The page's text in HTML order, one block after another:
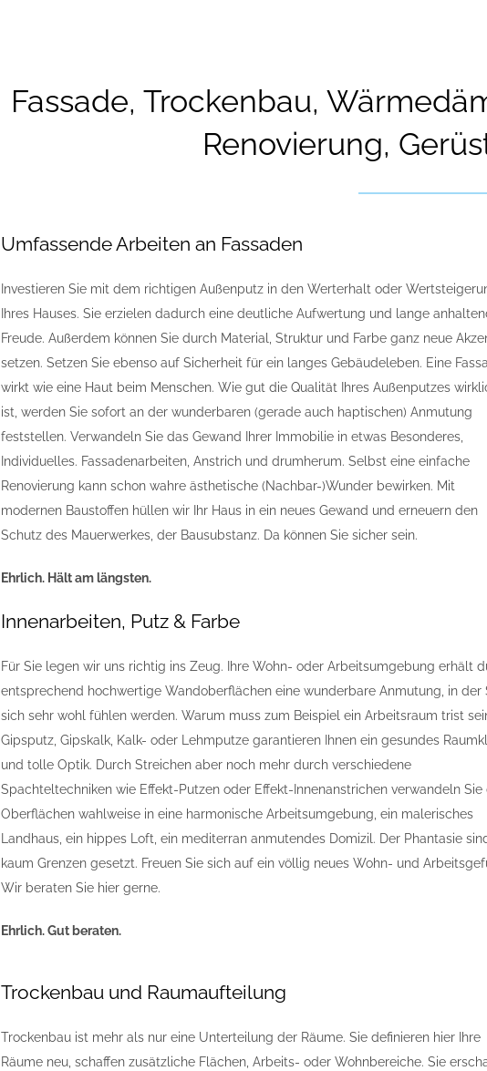
Fassade, Trockenbau,
Renovierung,
Umfassende Arbeiten an Fassaden
Investieren Sie mit dem richtigen Außenputz in den Werterhalt oder
Ihres Hauses. Sie erzielen dadurch eine deutliche Aufwertung und lange
Freude. Außerdem können Sie durch Material, Struktur und Farbe ganz neue
setzen. Setzen Sie ebenso auf Sicherheit für ein langes Gebäudeleben. Eine
wirkt wie eine Haut beim Menschen. Wie gut die Qualität Ihres Außenputzes
ist, werden Sie sofort an der wunderbaren (gerade auch haptischen) Anmutung
feststellen. Verwandeln Sie das Gewand Ihrer Immobilie in etwas Besonderes,
Individuelles. Fassadenarbeiten, Anstrich und drumherum. Selbst eine einfache
Renovierung kann schon wahre ästhetische (Nachbar-)Wunder bewirken. Mit
modernen Baustoffen hüllen wir Ihr Haus in ein neues Gewand und erneuern den
Schutz des Mauerwerkes, der Bausubstanz. Da können Sie sicher sein.
Ehrlich. Hält am längsten.
Innenarbeiten, Putz & Farbe
Für Sie legen wir uns richtig ins Zeug. Ihre Wohn- oder Arbeitsumgebung erhält
entsprechend hochwertige Wandoberflächen eine wunderbare Anmutung, in der
sich sehr wohl fühlen werden. Warum muss zum Beispiel ein Arbeitsraum trist
Gipsputz, Gipskalk, Kalk- oder Lehmputze garantieren Ihnen ein gesundes
und tolle Optik. Durch Streichen aber noch mehr durch verschiedene
Spachteltechniken wie Effekt-Putzen oder Effekt-Innenanstrichen verwandeln Sie
Oberflächen wahlweise in eine harmonische Arbeitsumgebung, ein malerisches
Landhaus, ein hippes Loft, ein mediterran anmutendes Domizil. Der Phantasie
kaum Grenzen gesetzt. Freuen Sie sich auf ein völlig neues Wohn- und
Wir beraten Sie hier gerne.
Ehrlich. Gut beraten.
Trockenbau und Raumaufteilung
Trockenbau ist mehr als nur eine Unterteilung der Räume. Sie definieren hier Ihre
Räume neu, schaffen zusätzliche Flächen, Arbeits- oder Wohnbereiche. Sie